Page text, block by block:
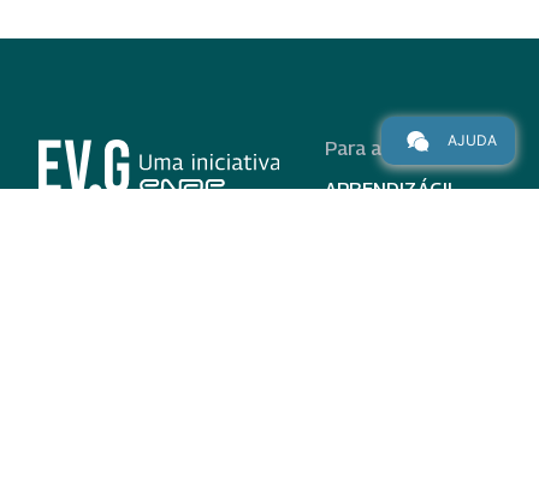
Para alunos
APRENDIZÁGIL
AJUDA